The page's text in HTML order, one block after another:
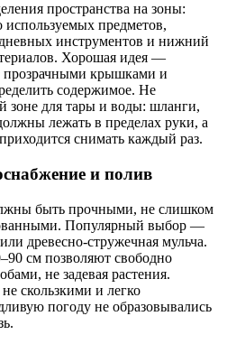
пространства на зоны:
используемых предметов,
инструментов и нижний
Хорошая идея —
прозрачными крышками и
содержимое. Не
зоне для тары и воды: шланги,
лежать в пределах руки, а
снимать каждый раз.
и полив
быть прочными, не слишком
Популярный выбор —
древесно-стружечная мульча.
см позволяют свободно
не задевая растения.
скользкими и легко
погоду не образовывались